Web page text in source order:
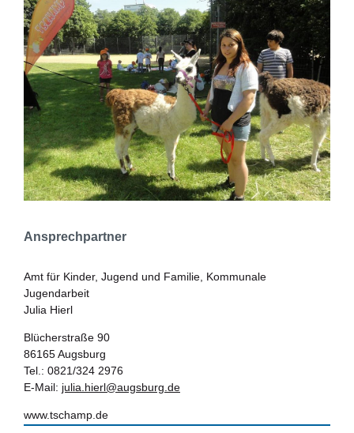
Ansprechpartner
Amt für Kinder, Jugend und Familie, Kommunale
Jugendarbeit
Julia Hierl
Blücherstraße 90
86165 Augsburg
Tel.: 0821/324 2976
E-Mail: julia.hierl@augsburg.de
www.tschamp.de